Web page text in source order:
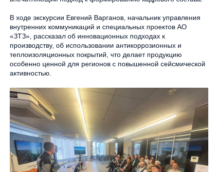
В ходе экскурсии Евгений Варганов, начальник управления
внутренних коммуникаций и специальных проектов АО
«ЗТЗ», рассказал об инновационных подходах к
производству, об использовании антикоррозионных и
теплоизоляционных покрытий, что делает продукцию
особенно ценной для регионов с повышенной сейсмической
активностью.